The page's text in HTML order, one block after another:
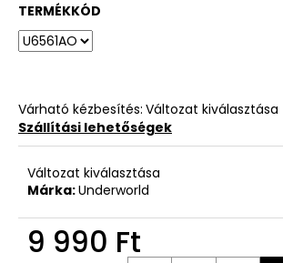
TERMÉKKÓD
Várható kézbesítés: Változat kiválasztása
Szállítási lehetőségek
Változat kiválasztása
Márka:Underworld
9 990 Ft